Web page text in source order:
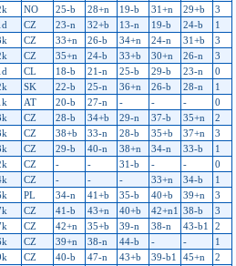
NO 25-b 28+n 19-b 31+n 29+b
3
CZ 23-n 32+b 13-n 19-b 24-b
1
CZ 33+n 26-b 34+n 24-n 31+b
3
CZ 35+n 24-b 33+b 30+n 26-n
3
CL 18-b 21-n 25-b 29-b 23-n
0
SK 22-b 25-n 36+n 26-b 28-n
1
AT 20-b 27-n - - -
0
CZ 28-b 34+b 29-n 37-b 35+n
2
CZ 38+b 33-n 28-b 35+b 37+n
3
CZ 29-b 40-n 38+n 34-n 33-b
1
CZ - - 31-b - -
0
CZ - - - 33+n 34-b
1
PL 34-n 41+b 35-b 40+b 39+n
3
CZ 41-b 43+n 40+b 42+n1 38-b
3
CZ 42+n 35+b 39-n 38-n 43-b1
2
CZ 39+n 38-n 44-b - -
1
CZ 40-b 47-n 43+b 39-b1 45+n
2